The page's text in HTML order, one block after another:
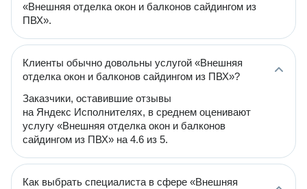
«Внешняя отделка окон и балконов сайдингом из
ПВХ».
Клиенты обычно довольны услугой «Внешняя
отделка окон и балконов сайдингом из ПВХ»?
Заказчики, оставившие отзывы
на Яндекс Исполнителях, в среднем оценивают
услугу «Внешняя отделка окон и балконов
сайдингом из ПВХ» на 4.6 из 5.
Как выбрать специалиста в сфере «Внешняя